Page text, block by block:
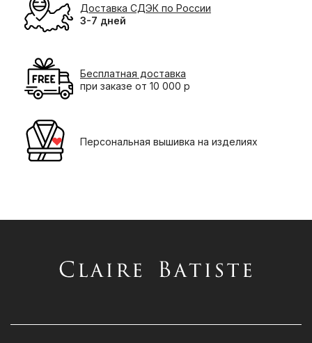
Доставка СДЭК по России
3-7 дней
Бесплатная доставка
при заказе от 10 000 р
Персональная вышивка на изделиях